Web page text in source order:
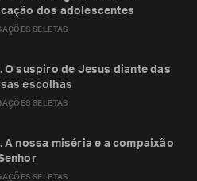
SELETAS
dos adolescentes
SELETAS
O suspiro de Jesus diante das
escolhas
SELETAS
A nossa miséria e a compaixão